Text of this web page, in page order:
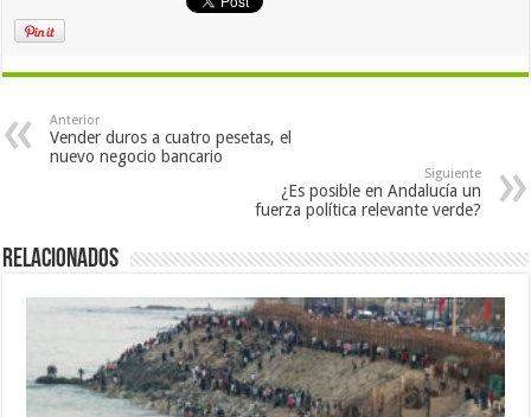
Anterior
Vender duros a cuatro pesetas, el
nuevo negocio bancario
Siguiente
¿Es posible en Andalucía un
fuerza política relevante verde?
Relacionados